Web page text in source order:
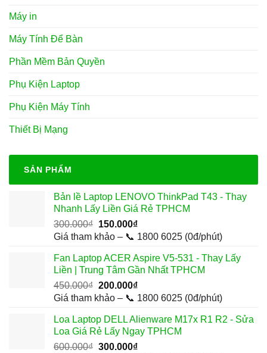
Máy in
Máy Tính Để Bàn
Phần Mềm Bản Quyền
Phụ Kiện Laptop
Phụ Kiện Máy Tính
Thiết Bị Mạng
SẢN PHẨM
Bản lề Laptop LENOVO ThinkPad T43 - Thay
Nhanh Lấy Liền Giá Rẻ TPHCM
300.000₫ Giá
gốc
300.000₫.
150.000₫Giá
hiện
là:
150.000₫.
Giá tham khảo – 📞 1800 6025 (0đ/phút)
Fan Laptop ACER Aspire V5-531 - Thay Lấy
Liền | Trung Tâm Gần Nhất TPHCM
450.000₫ Giá
gốc
450.000₫.
200.000₫Giá
hiện
là:
200.000₫.
Giá tham khảo – 📞 1800 6025 (0đ/phút)
Loa Laptop DELL Alienware M17x R1 R2 - Sửa
Loa Giá Rẻ Lấy Ngay TPHCM
600.000₫ Giá
300.000₫Giá